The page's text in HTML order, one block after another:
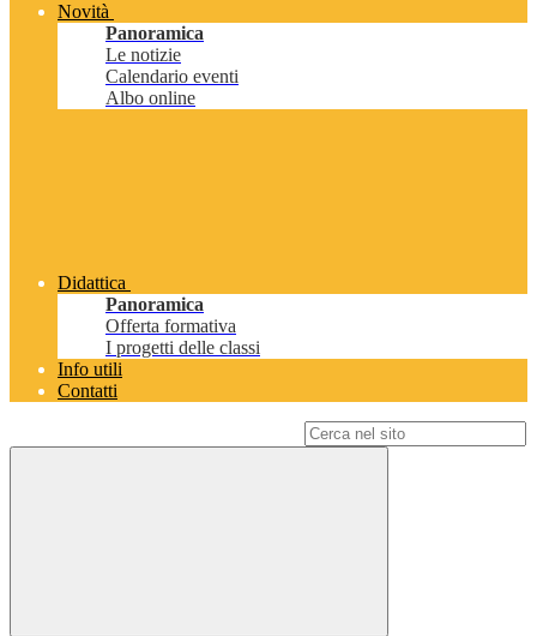
Novità
Panoramica
Le notizie
Calendario eventi
Albo online
Didattica
Panoramica
Offerta formativa
I progetti delle classi
Info utili
Contatti